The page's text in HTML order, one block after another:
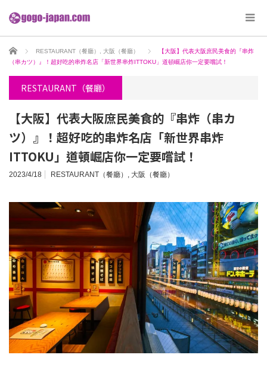
ホーム RESTAURANT（餐廳） 大阪（餐廳）
【大阪】代表大阪庶民美食的『串炸
（串カツ）』！超好吃的串炸名店「新世界串炸ITTOKU」道頓崛店你一定要嚐試！
RESTAURANT（餐廳）
【大阪】代表大阪庶民美食的『串炸（串カ
ツ）』！超好吃的串炸名店「新世界串炸
ITTOKU」道頓崛店你一定要嚐試！
2023/4/18 RESTAURANT（餐廳） , 大阪（餐廳）